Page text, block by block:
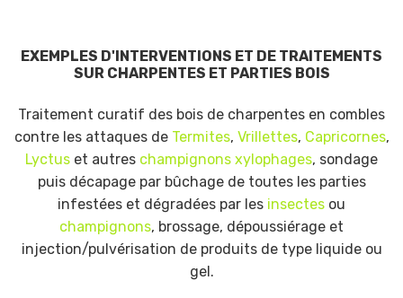
EXEMPLES D'INTERVENTIONS ET DE TRAITEMENTS
SUR CHARPENTES ET PARTIES BOIS
Traitement curatif des bois de charpentes en combles
contre les attaques de Termites, Vrillettes, Capricornes,
Lyctus et autres champignons xylophages, sondage
puis décapage par bûchage de toutes les parties
infestées et dégradées par les insectes ou
champignons, brossage, dépoussiérage et
injection/pulvérisation de produits de type liquide ou
gel.